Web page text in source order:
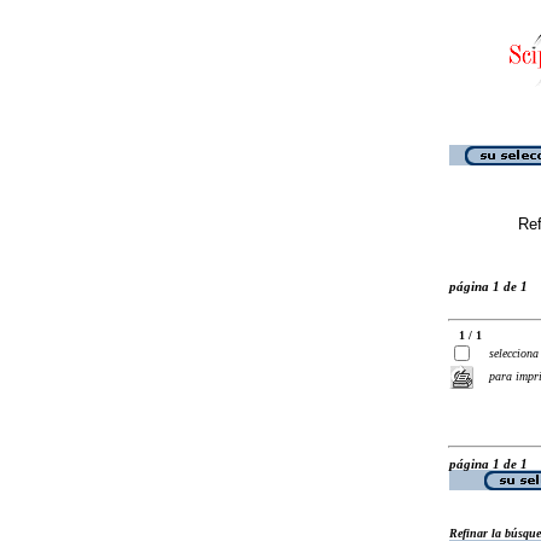
página 1 de 1
1 / 1
selecciona
para
página 1 de 1
Refinar la